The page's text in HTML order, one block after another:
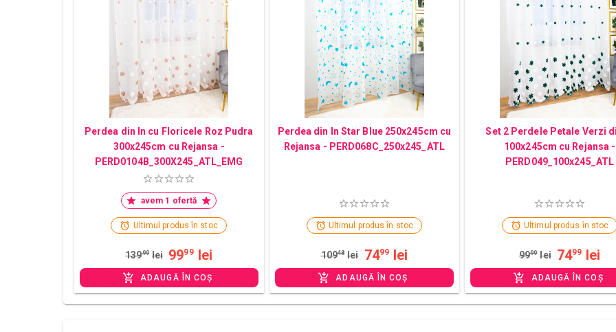
Perdea din In cu Floricele Roz Pudra
300x245cm cu Rejansa -
PERD0104B_300X245_ATL_EMG
avem 1 ofertă
Ultimul produs în stoc
13999 lei 9999 lei
ADAUGĂ ÎN COȘ
Perdea din In Star Blue 250x245cm cu
Rejansa - PERD068C_250x245_ATL
Ultimul produs în stoc
10948 lei 7499 lei
ADAUGĂ ÎN COȘ
Set 2 Perdele Petale Verzi
100x245cm cu Rejansa -
PERD049_100x245_ATL
Ultimul produs în stoc
9999 lei 7499 lei
ADAUGĂ ÎN COȘ